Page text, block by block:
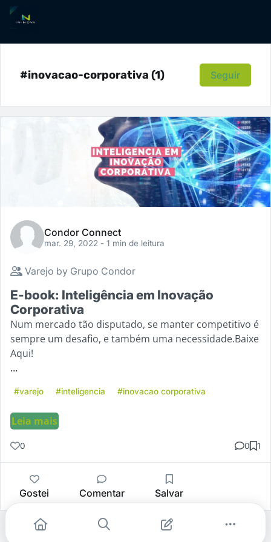
#inovacao-corporativa (1) Seguir
Condor Connect
mar. 29, 2022 - 1 min de leitura
Varejo by Grupo Condor
E-book: Inteligência em Inovação
Corporativa
Num mercado tão disputado, se manter competitivo é
sempre um desafio, e também uma necessidade.Baixe
Aqui!
...
#varejo #inteligencia #inovacao corporativa
Leia mais
0 0 1
Gostei Comentar Salvar